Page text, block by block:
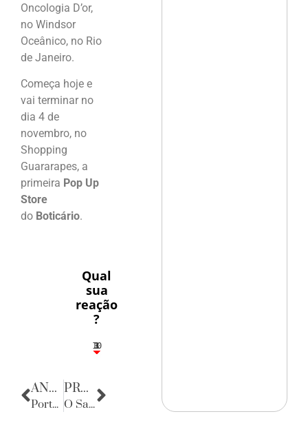
Oncologia D’or,
no Windsor
Oceânico, no Rio
de Janeiro.
Começa hoje e
vai terminar no
dia 4 de
novembro, no
Shopping
Guararapes, a
primeira Pop Up
Store
do Boticário.
Qual
sua
reação
?
3
1
1
3
10
ANTERIOR
Porta Retratos
PRÓXIMA
O Sargento Sedutor